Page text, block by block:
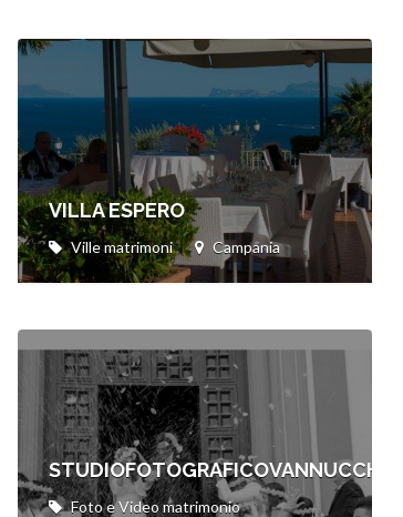
VILLA ESPERO
Ville matrimoni Campania
STUDIOFOTOGRAFICOVANNUCCHI
Foto e Video matrimonio